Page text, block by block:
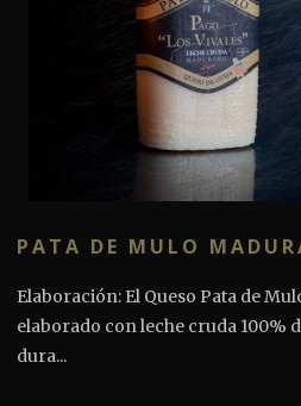
PATA DE MULO
Elaboración: El Queso Pata de
elaborado con leche cruda 100%
dura...